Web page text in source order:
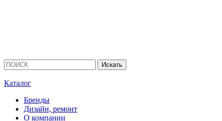
Каталог
Бренды
Дизайн, ремонт
О компании